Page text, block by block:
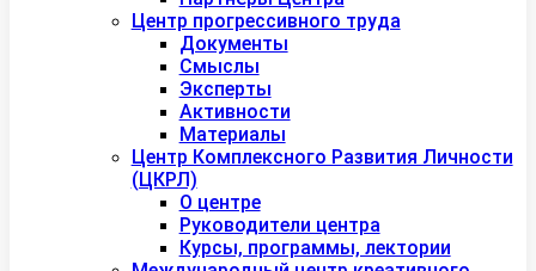
Центр прогрессивного труда
Документы
Смыслы
Эксперты
Активности
Материалы
Центр Комплексного Развития Личности
(ЦКРЛ)
О центре
Руководители центра
Курсы, программы, лектории